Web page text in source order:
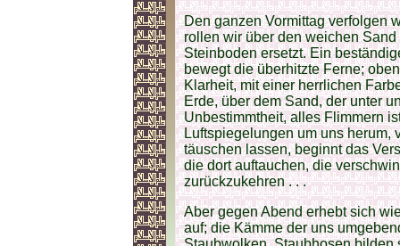
Den ganzen Vormittag verfolgen
rollen wir über den weichen
Steinboden ersetzt. Ein
bewegt die überhitzte Ferne;
Klarheit, mit einer herrlichen
Erde, über dem Sand, der unter
Unbestimmtheit, alles Flimmern
Luftspiegelungen um uns herum,
täuschen lassen, beginnt das
die dort auftauchen, die
zurückzukehren . . .
Aber gegen Abend erhebt sich
auf; die Kämme der uns